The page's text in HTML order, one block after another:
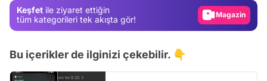
Keşfet ile ziyaret ettiğin
tüm kategorileri tek akışta gör!
Magazin
Bu içerikler de ilginizi çekebilir. 👇